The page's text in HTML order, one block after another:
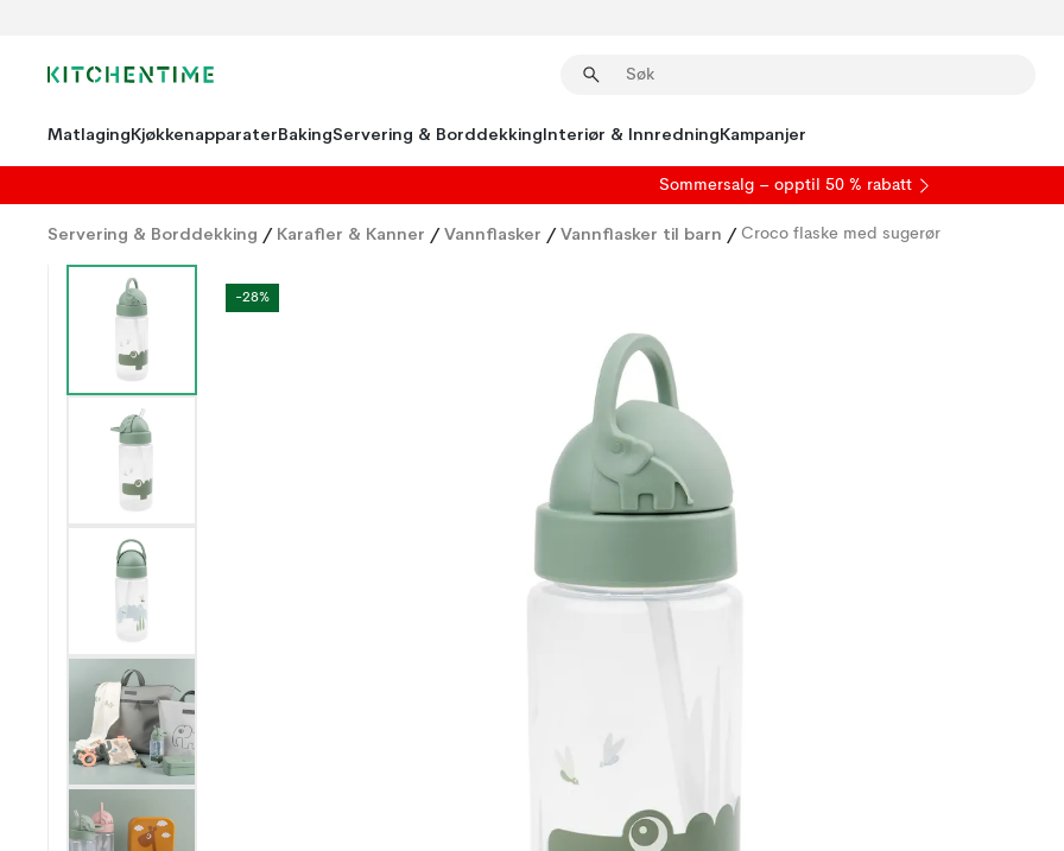
MatlagingKjøkkenapparaterBakingServering & BorddekkingInteriør & InnredningKampanjer
Sommersalg – opptil 50 % rabatt
Servering & Borddekking / Karafler & Kanner / Vannflasker / Vannflasker til barn / Croco flaske med sugerør
-28%